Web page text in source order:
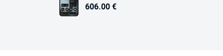
606.00 €